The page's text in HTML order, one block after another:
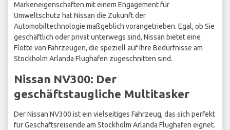
Markeneigenschaften mit einem Engagement für
Umweltschutz hat Nissan die Zukunft der
Automobiltechnologie maßgeblich vorangetrieben. Egal, ob Sie
geschäftlich oder privat unterwegs sind, Nissan bietet eine
Flotte von Fahrzeugen, die speziell auf Ihre Bedürfnisse am
Stockholm Arlanda Flughafen zugeschnitten sind.
Nissan NV300: Der
geschäftstaugliche Multitasker
Der Nissan NV300 ist ein vielseitiges Fahrzeug, das sich perfekt
für Geschäftsreisende am Stockholm Arlanda Flughafen eignet.